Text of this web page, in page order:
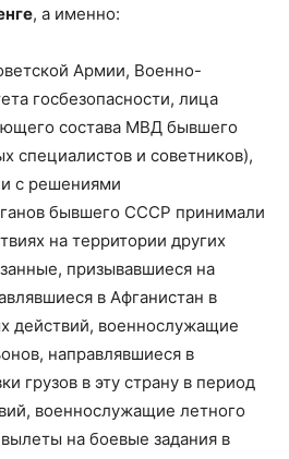
, а именно:
Армии, Военно-
госбезопасности, лица
состава МВД бывшего
специалистов и советников),
с решениями
бывшего СССР принимали
на территории других
призывавшиеся на
в Афганистан в
действий, военнослужащие
направлявшиеся в
грузов в эту страну в период
военнослужащие летного
на боевые задания в